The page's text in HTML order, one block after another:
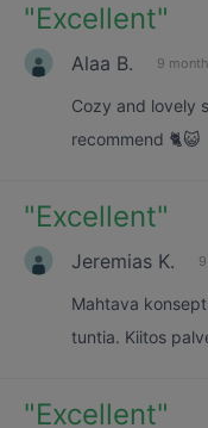
"Excellent"
Alaa B. 9
Cozy and lovely
recommend 🐈😺
"Excellent"
Jeremias K.
Mahtava
tuntia. Kiitos
"Excellent"